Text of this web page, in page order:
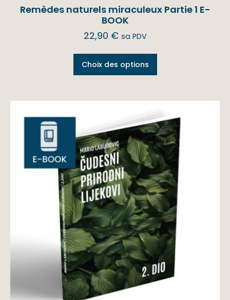
Remèdes naturels miraculeux Partie 1 E-
BOOK
22,90 € sa PDV
Choix des options